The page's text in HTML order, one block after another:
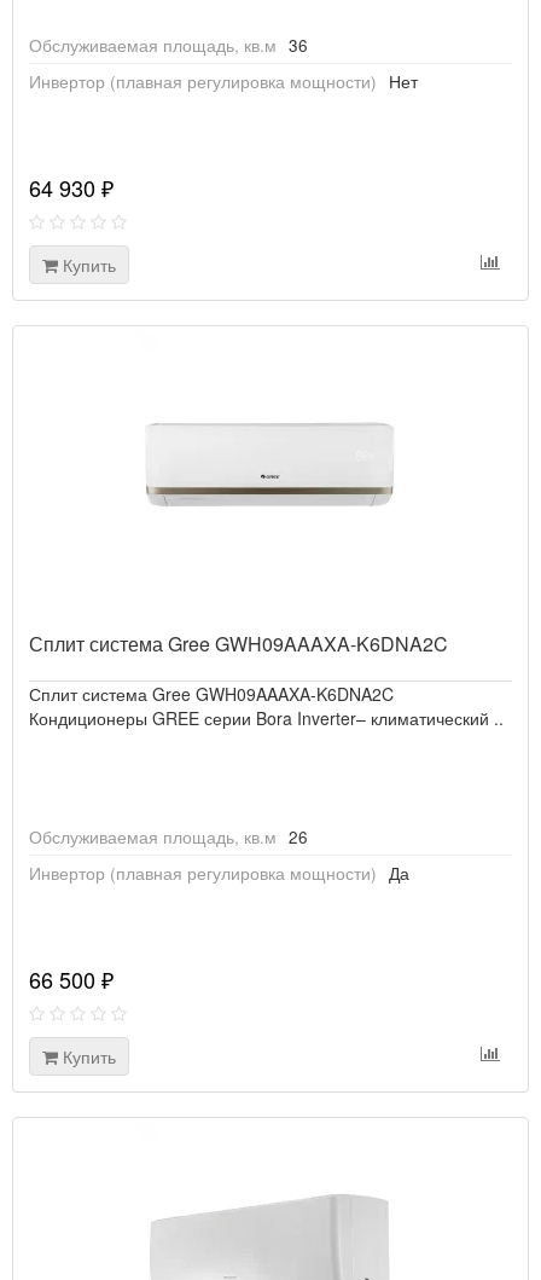
Обслуживаемая площадь, кв.м 36
Инвертор (плавная регулировка мощности)
Нет
64 930 ₽
Купить
Сплит система Gree GWH09AAAXA-K6DNA2C
Сплит система Gree GWH09AAAXA-K6DNA2C
Кондиционеры GREE серии Bora Inverter– климатический ..
Обслуживаемая площадь, кв.м 26
Инвертор (плавная регулировка мощности) Да
66 500 ₽
Купить